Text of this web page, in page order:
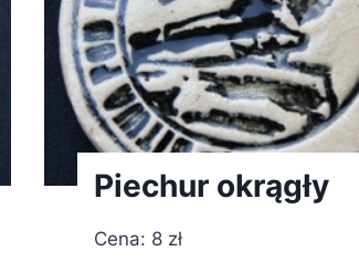
Piechur okrągły
Cena: 8 zł